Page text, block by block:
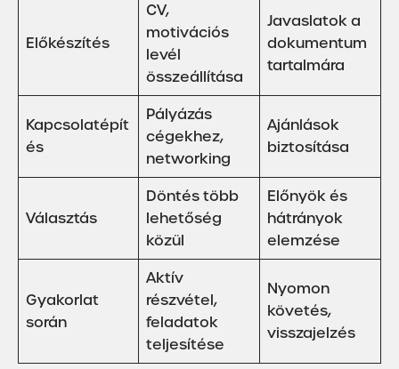
Előkészítés
CV,
motivációs
levél
összeállítása
Javaslatok a
dokumentum
tartalmára
Kapcsolatépít
és
Pályázás
cégekhez,
networking
Ajánlások
biztosítása
Választás
Döntés több
lehetőség
közül
Előnyök és
hátrányok
elemzése
Gyakorlat
során
Aktív
részvétel,
feladatok
teljesítése
Nyomon
követés,
visszajelzés